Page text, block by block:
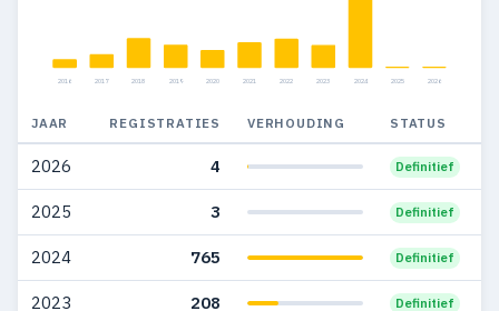
2011
2009 97 28
2008 209 51
2007 125 22
2006 119 32
2016 2017 2018 2019 2020 2021 2022 2023 2024 2025 2026
JAAR REGISTRATIES VERHOUDING STATUS
2026 4 Definitief
2025 3 Definitief
2024 765 Definitief
2023 208 Definitief